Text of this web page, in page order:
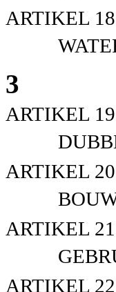
ARTIKEL 18
3
ARTIKEL 19
ARTIKEL 20
ARTIKEL 21
ARTIKEL 22